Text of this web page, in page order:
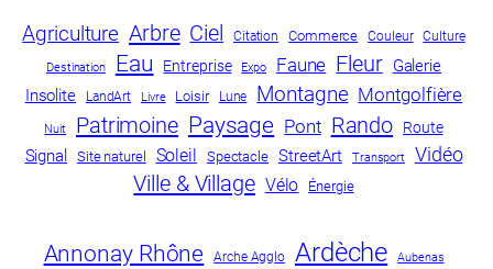
Agriculture Arbre Ciel Citation Commerce Couleur Culture
Destination Eau Entreprise Expo Faune Fleur Galerie
Insolite
LandArt Livre Loisir Lune Montagne Montgolfière
Nuit Patrimoine Paysage Pont Rando Route
Signal Site naturel Soleil Spectacle StreetArt Transport Vidéo
Ville & Village Vélo Énergie
Annonay Rhône Arche Agglo Ardèche Aubenas